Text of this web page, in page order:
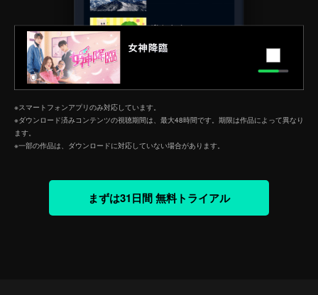
※スマートフォンアプリのみ対応しています。
※ダウンロード済みコンテンツの視聴期間は、最大48時間です。期限は作品によって異なり
ます。
※一部の作品は、ダウンロードに対応していない場合があります。
まずは31日間 無料トライアル